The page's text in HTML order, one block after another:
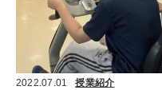
2022.07.01 授業紹介